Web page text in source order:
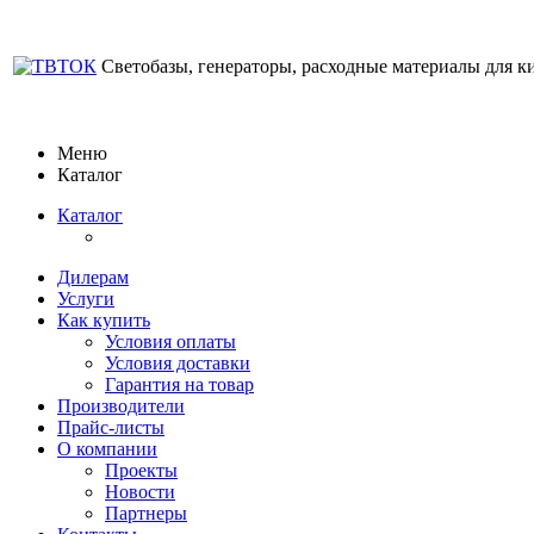
Светобазы, генераторы, расходные материалы для
Меню
Каталог
Каталог
Дилерам
Услуги
Как купить
Условия оплаты
Условия доставки
Гарантия на товар
Производители
Прайс-листы
О компании
Проекты
Новости
Партнеры